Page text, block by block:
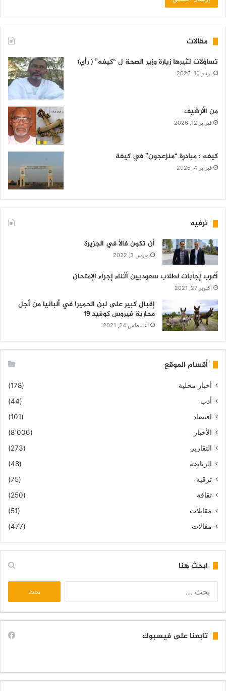
مقالات
تساؤلات تثيرها زيارة وزير الصحة ل “كيفه” ( رأي)
يونيو 10, 2026
من الأرشيف
فبراير 12, 2026
كيفه : مبادرة “منزعجون” في كيفة
فبراير 4, 2026
ترفيه
أن تكون فالاً في الجزيرة
مارس 3, 2022
أغرب إجابات لطلاب سعوديين أثناء إجراء الإمتحان
أكتوبر 27, 2021
إقبال كبير على لبن الحمير! في ألبانيا من أجل
محاربة فيروس كوفيد 19
أغسطس 24, 2021
أقسام الموقع
أخبار محلية
(178)
أدب
(44)
اقتصاد
(101)
الأخبار
(8٬006)
التقارير
(273)
الرياضة
(48)
ترقيه
(75)
ثقافة
(250)
مقابلات
(51)
مقالات
(477)
ابحث هنا
تابعنا على فيسبوك